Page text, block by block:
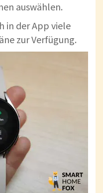
auswählen.
in der App viele
zur Verfügung.